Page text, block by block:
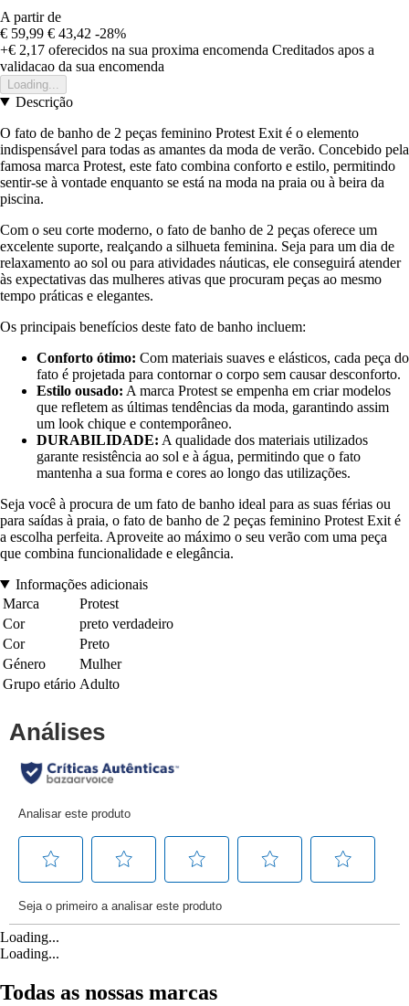
A partir de
€ 59,99 € 43,42 -28%
+€ 2,17 oferecidos na sua proxima encomenda Creditados apos a
validacao da sua encomenda
Loading...
Descrição
O fato de banho de 2 peças feminino Protest Exit é o elemento
indispensável para todas as amantes da moda de verão. Concebido pela
famosa marca Protest, este fato combina conforto e estilo, permitindo
sentir-se à vontade enquanto se está na moda na praia ou à beira da
piscina.
Com o seu corte moderno, o fato de banho de 2 peças oferece um
excelente suporte, realçando a silhueta feminina. Seja para um dia de
relaxamento ao sol ou para atividades náuticas, ele conseguirá atender
às expectativas das mulheres ativas que procuram peças ao mesmo
tempo práticas e elegantes.
Os principais benefícios deste fato de banho incluem:
Conforto ótimo: Com materiais suaves e elásticos, cada peça do
fato é projetada para contornar o corpo sem causar desconforto.
Estilo ousado: A marca Protest se empenha em criar modelos
que refletem as últimas tendências da moda, garantindo assim
um look chique e contemporâneo.
DURABILIDADE: A qualidade dos materiais utilizados
garante resistência ao sol e à água, permitindo que o fato
mantenha a sua forma e cores ao longo das utilizações.
Seja você à procura de um fato de banho ideal para as suas férias ou
para saídas à praia, o fato de banho de 2 peças feminino Protest Exit é
a escolha perfeita. Aproveite ao máximo o seu verão com uma peça
que combina funcionalidade e elegância.
Informações adicionais
Marca
Protest
Cor
preto verdadeiro
Cor
Preto
Género
Mulher
Grupo etário Adulto
Loading...
Loading...
Todas as nossas marcas